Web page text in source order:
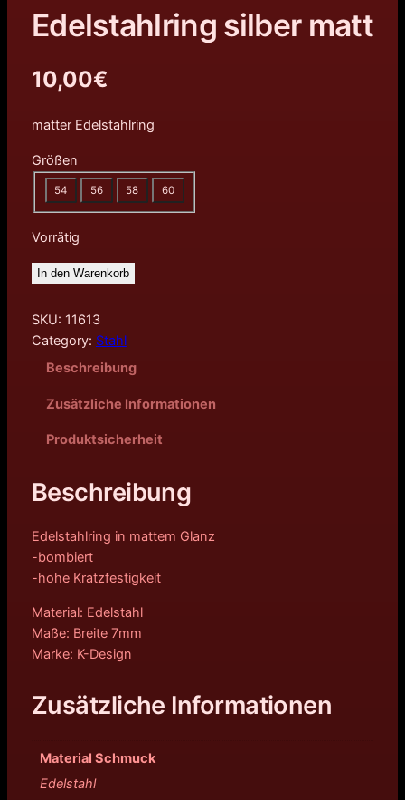
Edelstahlring silber matt
10,00€
matter Edelstahlring
Größen
54 56 58 60
Vorrätig
In den Warenkorb
SKU: 11613
Category: Stahl
Beschreibung
Zusätzliche Informationen
Produktsicherheit
Beschreibung
Edelstahlring in mattem Glanz
-bombiert
-hohe Kratzfestigkeit
Material: Edelstahl
Maße: Breite 7mm
Marke: K-Design
Zusätzliche Informationen
Material Schmuck
Edelstahl